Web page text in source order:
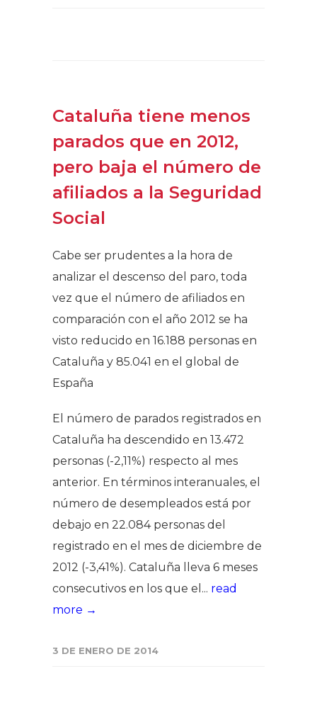
Cataluña tiene menos
parados que en 2012,
pero baja el número de
afiliados a la Seguridad
Social​
Cabe ser prudentes a la hora de
analizar el descenso del paro, toda
vez que el número de afiliados en
comparación con el año 2012 se ha
visto reducido en 16.188 personas en
Cataluña y 85.041 en el global de
España
El número de parados registrados en
Cataluña ha descendido en 13.472
personas (-2,11%) respecto al mes
anterior. En términos interanuales, el
número de desempleados está por
debajo en 22.084 personas del
registrado en el mes de diciembre de
2012 (-3,41%). Cataluña lleva 6 meses
consecutivos en los que el... read
more →
3 DE ENERO DE 2014